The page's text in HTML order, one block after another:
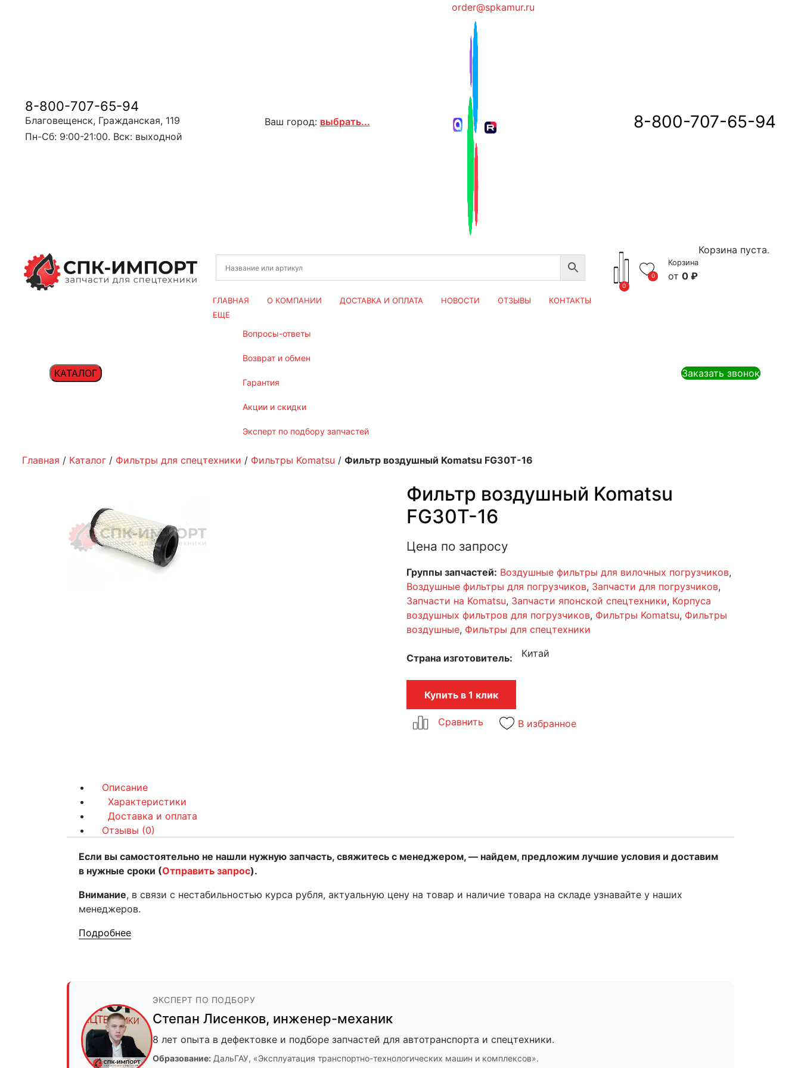
8-800-707-65-94
Благовещенск, Гражданская, 119
Пн-Сб: 9:00-21:00. Вск: выходной
Ваш город: выбрать...
order@spkamur.ru
8-800-707-65-94
0
0
Корзина
0 ₽
Корзина пуста.
КАТАЛОГ
ГЛАВНАЯ О КОМПАНИИ ДОСТАВКА И ОПЛАТА НОВОСТИ ОТЗЫВЫ
КОНТАКТЫ
ЕЩЕ
вопросы-ответы
возврат и обмен
гарантия
акции и скидки
эксперт по подбору запчастей
Заказать звонок
Главная / Каталог / Фильтры для спецтехники / Фильтры Komatsu / Фильтр воздушный Komatsu FG30T-16
Фильтр воздушный Komatsu
FG30T-16
Цена по запросу
Группы запчастей: Воздушные фильтры для вилочных погрузчиков,
Воздушные фильтры для погрузчиков, Запчасти для погрузчиков,
Запчасти на Komatsu, Запчасти японской спецтехники, Корпуса
воздушных фильтров для погрузчиков, Фильтры Komatsu, Фильтры
воздушные, Фильтры для спецтехники
Страна изготовитель Китай
Купить в 1 клик
В избранное
Описание
Характеристики
Доставка и оплата
Отзывы (0)
Если вы самостоятельно не нашли нужную запчасть, свяжитесь с менеджером, — найдем, предложим лучшие условия и доставим
в нужные сроки (Отправить запрос).
Внимание, в связи с нестабильностью курса рубля, актуальную цену на товар и наличие товара на складе узнавайте у наших
менеджеров.
Подробнее
ЭКСПЕРТ ПО ПОДБОРУ
Степан Лисенков, инженер-механик
8 лет опыта в дефектовке и подборе запчастей для автотранспорта и спецтехники.
Образование: ДальГАУ, «Эксплуатация транспортно-технологических машин и комплексов».